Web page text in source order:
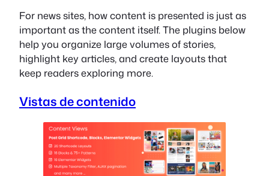
For news sites, how content is presented is just as
important as the content itself. The plugins below
help you organize large volumes of stories,
highlight key articles, and create layouts that
keep readers exploring more.
Vistas de contenido